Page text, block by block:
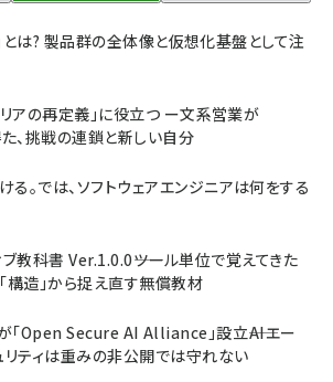
とは? 製品群の全体像と仮想化基盤として注
アの再定義」に役立つ ー文系営業が
、挑戦の連鎖と新しい自分
。では、ソフトウェアエンジニアは何をする
ブ教科書 Ver.1.0.0――ツール単位で覚えてきた
造」から捉え直す無償教材
「Open Secure AI Alliance」設立――AIエー
リティは重みの非公開では守れない